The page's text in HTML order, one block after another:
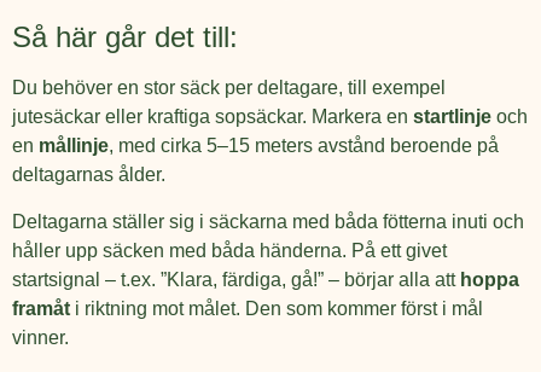
Så här går det till:
Du behöver en stor säck per deltagare, till exempel
jutesäckar eller kraftiga sopsäckar. Markera en startlinje och
en mållinje, med cirka 5–15 meters avstånd beroende på
deltagarnas ålder.
Deltagarna ställer sig i säckarna med båda fötterna inuti och
håller upp säcken med båda händerna. På ett givet
startsignal – t.ex. ”Klara, färdiga, gå!” – börjar alla att hoppa
framåt i riktning mot målet. Den som kommer först i mål
vinner.